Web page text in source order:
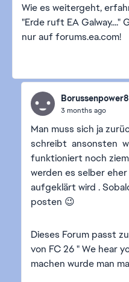
Wie es weitergeht,
"Erde ruft EA Galway...."
nur auf forums.ea.com!
3 months ago
Man muss sich ja
schreibt ansonsten
funktioniert noch
werden es selber
aufgeklärt wird .
posten 😉
Dieses Forum passt
von FC 26 " We hear
machen wurde man